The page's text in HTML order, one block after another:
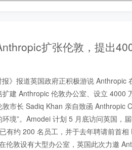
扩张伦敦，提出
》报道英国政府正积极游说 Anthropic
建 Anthropic 伦敦办公室、设立 4000
市长 Sadiq Khan 亲自致函 Anthropic
境”。Amodei 计划 5 月底访问英国，
有约 200 名员工，并于去年聘请前首
伦敦设有大型办公室，英国此次力邀